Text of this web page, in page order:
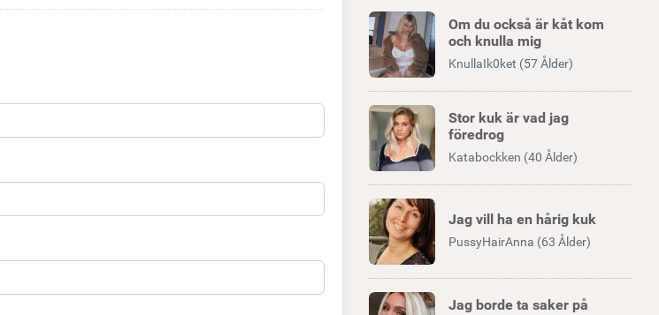
Om du också är kåt kom
och knulla mig
KnullaIk0ket (57 Ålder)
Stor kuk är vad jag
föredrog
Katabockken (40 Ålder)
Jag vill ha en hårig kuk
PussyHairAnna (63 Ålder)
Jag borde ta saker på